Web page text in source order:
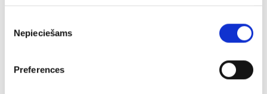
izvēle
Nepieciešams
Preferences